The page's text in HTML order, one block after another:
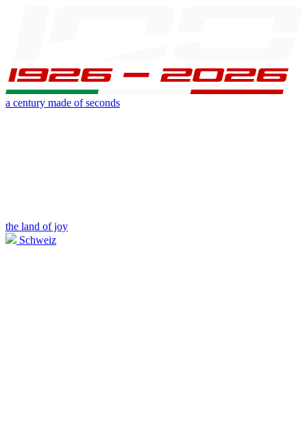
a century made of seconds
the land of joy
Schweiz